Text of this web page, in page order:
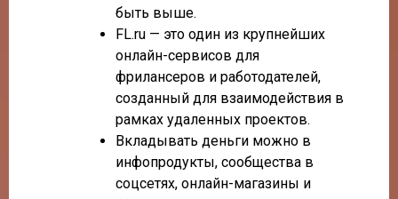
быть выше.
FL.ru — это один из крупнейших
онлайн-сервисов для
фрилансеров и работодателей,
созданный для взаимодействия в
рамках удаленных проектов.
Вкладывать деньги можно в
инфопродукты, сообщества в
соцсетях, онлайн-магазины и